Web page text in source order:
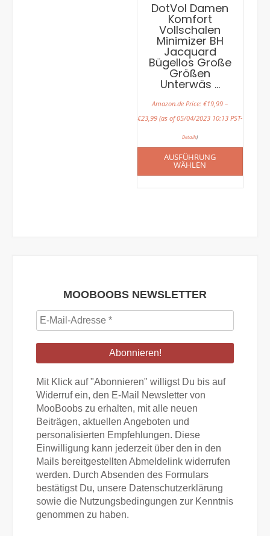
DotVol Damen
Komfort
Vollschalen
Minimizer BH
Jacquard
Bügellos Große
Größen
Unterwäs …
Amazon.de Price:€19,99 –
€23,99 (as of 05/04/2023 10:13 PST-
Details)
AUSFÜHRUNG
WÄHLEN
MOOBOOBS NEWSLETTER
E-
Mail-
Adresse
Mit Klick auf "Abonnieren" willigst Du bis auf
Widerruf ein, den E-Mail Newsletter von
MooBoobs zu erhalten, mit alle neuen
Beiträgen, aktuellen Angeboten und
personalisierten Empfehlungen. Diese
Einwilligung kann jederzeit über den in den
Mails bereitgestellten Abmeldelink widerrufen
werden. Durch Absenden des Formulars
bestätigst Du, unsere Datenschutzerklärung
sowie die Nutzungsbedingungen zur Kenntnis
genommen zu haben.